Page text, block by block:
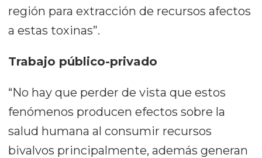
región para extracción de recursos afectos
a estas toxinas”.
Trabajo público-privado
“No hay que perder de vista que estos
fenómenos producen efectos sobre la
salud humana al consumir recursos
bivalvos principalmente, además generan